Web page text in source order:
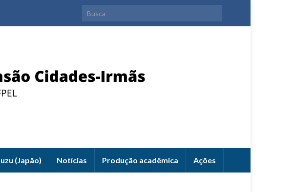
Search for:
(Japão) Notícias Produção acadêmica Ações